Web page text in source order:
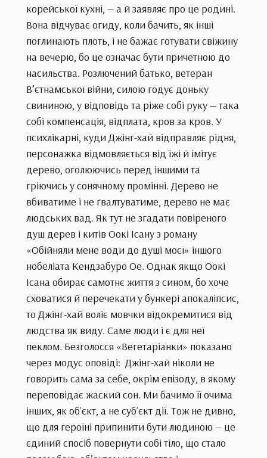
корейської кухні, — а й заявляє про це родині.
Вона відчуває огиду, коли бачить, як інші
поглинають плоть, і не бажає готувати свіжину
на вечерю, бо це означає бути причетною до
насильства. Розлючений батько, ветеран
В’єтнамської війни, силою годує доньку
свининою, у відповідь та ріже собі руку — така
собі компенсація, відплата, кров за кров. У
психлікарні, куди Джінг-хай відправляє рідня,
персонажка відмовляється від їжі й імітує
дерево, оголюючись перед іншими та
гріючись у сонячному промінні. Дерево не
вбиватиме і не ґвалтуватиме, дерево не має
людських вад. Як тут не згадати повіреного
душ дерев і китів Оокі Ісану з роману
«Обійняли мене води до душі моєї» іншого
нобеліата Кендзабуро Ое. Однак якщо Оокі
Ісана обирає самотнє життя з сином, бо хоче
сховатися й перечекати у бункері апокаліпсис,
то Джінг-хай воліє мовчки відокремитися від
людства як виду. Саме люди і є для неї
пеклом. Безголосся «Вегетаріанки» показано
через модус оповіді: Джінг-хай ніколи не
говорить сама за себе, окрім епізоду, в якому
переповідає жаский сон. Ми бачимо її очима
інших, як обʼєкт, а не субʼєкт дії. Тож не дивно,
що для героїні припинити бути людиною — це
єдиний спосіб повернути собі тіло, що стало